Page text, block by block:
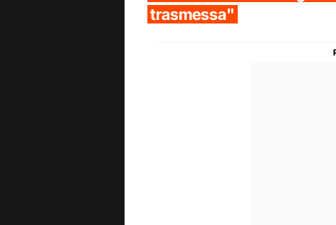
trasmessa"